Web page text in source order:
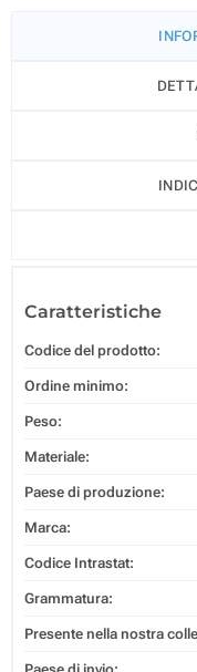
Caratteristiche
Codice del prodotto:
Ordine minimo:
Peso:
Materiale:
Paese di produzione:
Marca:
Codice Intrastat:
Grammatura:
Presente nella nostra